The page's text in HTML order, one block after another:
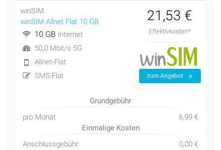
winSIM
winSIM Allnet Flat 10 GB
10 GB Internet
50,0 Mbit/s 5G
Allnet-Flat
SMS-Flat
21,53 €
Effektivkosten*
zum Angebot
Grundgebühr
pro Monat
6,99 €
Einmalige Kosten
Anschlussgebühr
0,00 €